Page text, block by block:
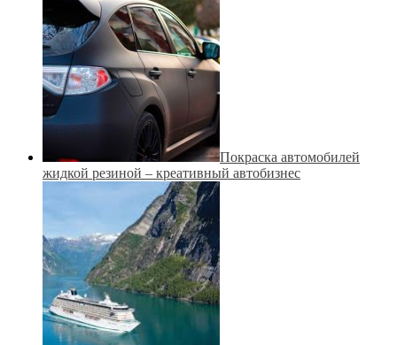
Покраска автомобилей
жидкой резиной – креативный автобизнес